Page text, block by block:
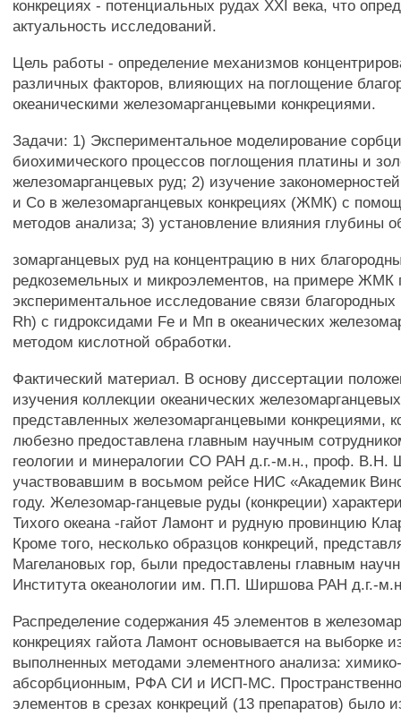
конкрециях - потенциальных рудах XXI века, что
актуальность исследований.
Цель работы - определение механизмов
различных факторов, влияющих на поглощение
океаническими железомарганцевыми конкрециями.
Задачи: 1) Экспериментальное моделирование
биохимического процессов поглощения платины и
железомарганцевых руд; 2) изучение
и Со в железомарганцевых конкрециях (ЖМК) с
методов анализа; 3) установление влияния глубины
зомарганцевых руд на концентрацию в них
редкоземельных и микроэлементов, на примере ЖМК
экспериментальное исследование связи
Rh) с гидроксидами Fe и Мп в океанических
методом кислотной обработки.
Фактический материал. В основу диссертации
изучения коллекции океанических
представленных железомарганцевыми конкрециями,
любезно предоставлена главным научным
геологии и минералогии СО РАН д.г.-м.н., проф. В.Н.
участвовавшим в восьмом рейсе НИС «Академик
году. Железомар-ганцевые руды (конкреции)
Тихого океана -гайот Ламонт и рудную провинцию
Кроме того, несколько образцов конкреций,
Магелановых гор, были предоставлены главным
Института океанологии им. П.П. Ширшова РАН д.г.-
Распределение содержания 45 элементов в
конкрециях гайота Ламонт основывается на выборке
выполненных методами элементного анализа:
абсорбционным, РФА СИ и ИСП-МС.
элементов в срезах конкреций (13 препаратов) было